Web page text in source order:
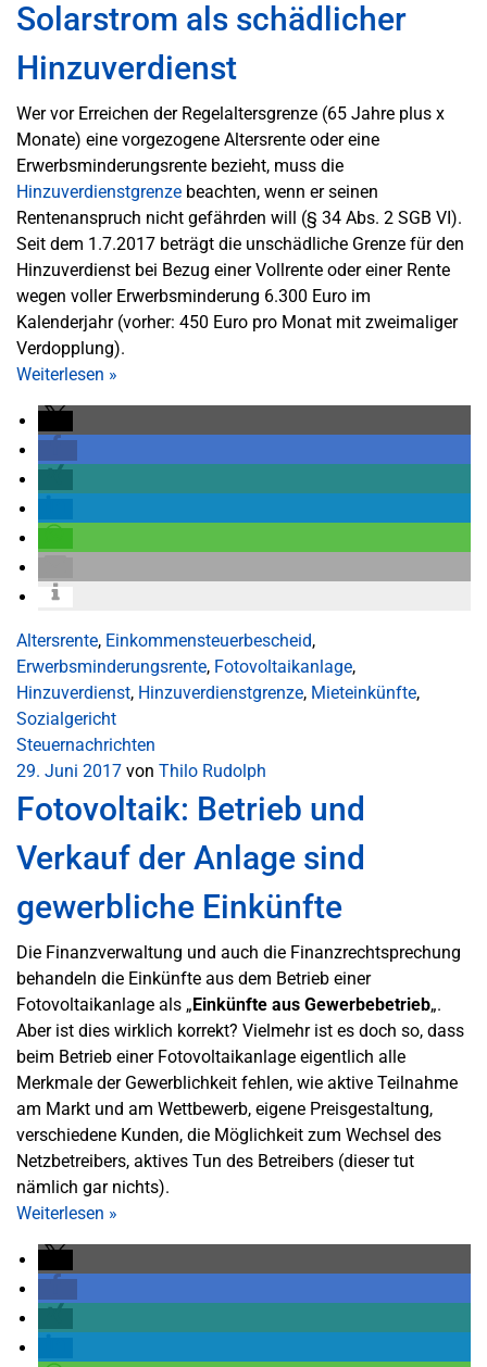
Solarstrom als schädlicher
Hinzuverdienst
Wer vor Erreichen der Regelaltersgrenze (65 Jahre plus x
Monate) eine vorgezogene Altersrente oder eine
Erwerbsminderungsrente bezieht, muss die
Hinzuverdienstgrenze beachten, wenn er seinen
Rentenanspruch nicht gefährden will (§ 34 Abs. 2 SGB VI).
Seit dem 1.7.2017 beträgt die unschädliche Grenze für den
Hinzuverdienst bei Bezug einer Vollrente oder einer Rente
wegen voller Erwerbsminderung 6.300 Euro im
Kalenderjahr (vorher: 450 Euro pro Monat mit zweimaliger
Verdopplung).
Weiterlesen »
Altersrente, Einkommensteuerbescheid,
Erwerbsminderungsrente, Fotovoltaikanlage,
Hinzuverdienst, Hinzuverdienstgrenze, Mieteinkünfte,
Sozialgericht
Steuernachrichten
29. Juni 2017 von Thilo Rudolph
Fotovoltaik: Betrieb und
Verkauf der Anlage sind
gewerbliche Einkünfte
Die Finanzverwaltung und auch die Finanzrechtsprechung
behandeln die Einkünfte aus dem Betrieb einer
Fotovoltaikanlage als „Einkünfte aus Gewerbebetrieb„.
Aber ist dies wirklich korrekt? Vielmehr ist es doch so, dass
beim Betrieb einer Fotovoltaikanlage eigentlich alle
Merkmale der Gewerblichkeit fehlen, wie aktive Teilnahme
am Markt und am Wettbewerb, eigene Preisgestaltung,
verschiedene Kunden, die Möglichkeit zum Wechsel des
Netzbetreibers, aktives Tun des Betreibers (dieser tut
nämlich gar nichts).
Weiterlesen »